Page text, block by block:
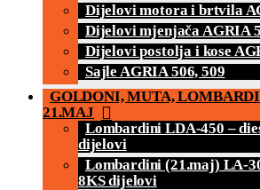
Dijelovi motora i brtvila
Dijelovi mjenjača AGRIA
Dijelovi postolja i kose
Sajle AGRIA 506, 509
GOLDONI, MUTA,
21.MAJ
Lombardini LDA-450 –
dijelovi
Lombardini (21.maj) LA-
8KS dijelovi